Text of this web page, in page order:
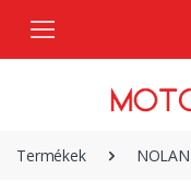
Termékek